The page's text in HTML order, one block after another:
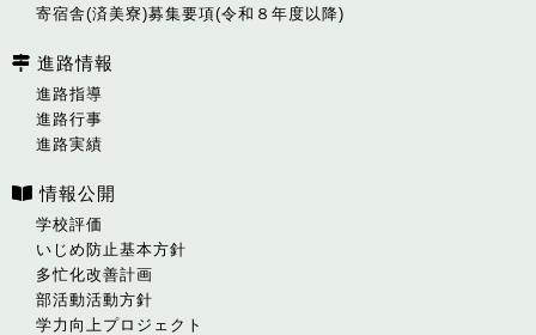
寄宿舎(済美寮)募集要項(令和８年度以降)
進路情報
進路指導
進路行事
進路実績
情報公開
学校評価
いじめ防止基本方針
多忙化改善計画
部活動活動方針
学力向上プロジェクト